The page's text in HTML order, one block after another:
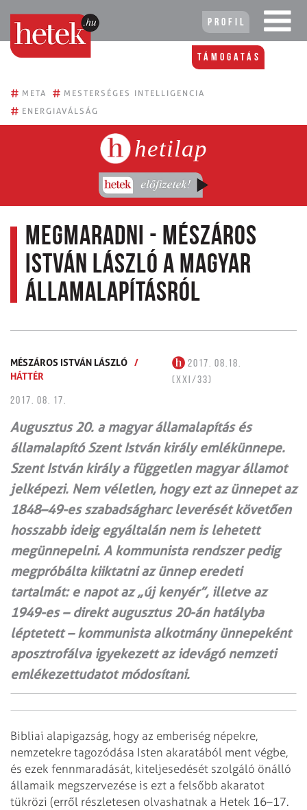
Profil
Támogatás
# META # MESTERSÉGES INTELLIGENCIA
# ENERGIAVÁLSÁG
hetilap
Megmaradni - Mészáros
István László a magyar
államalapításról
MÉSZÁROS ISTVÁN LÁSZLÓ /
HÁTTÉR
2017. 08.18.
(XXI/33)
2017. 08. 17.
Augusztus 20. a magyar államalapítás és
államalapító Szent István király emlékünnepe.
Szent István király a független magyar államot
jelképezi. Nem véletlen, hogy ezt az ünnepet az
1848–49-es szabadságharc leverését követően
hosszabb ideig egyáltalán nem is lehetett
megünnepelni. A kommunista rendszer pedig
megpróbálta kiiktatni az ünnep eredeti
tartalmát: e napot az „új kenyér”, illetve az
1949-es – direkt augusztus 20-án hatályba
léptetett – kommunista alkotmány ünnepeként
aposztrofálva igyekezett az idevágó nemzeti
emlékezettudatot módosítani.
Bibliai alapigazság, hogy az emberiség né­pekre,
nemzetekre tagozódása Isten akaratából ment végbe,
és ezek fennmaradását, kiteljesedését szolgáló önálló
államaik megszervezése is ezt a felsőbb akaratot
tükrözi (erről részletesen olvashatnak a Hetek 16–17.